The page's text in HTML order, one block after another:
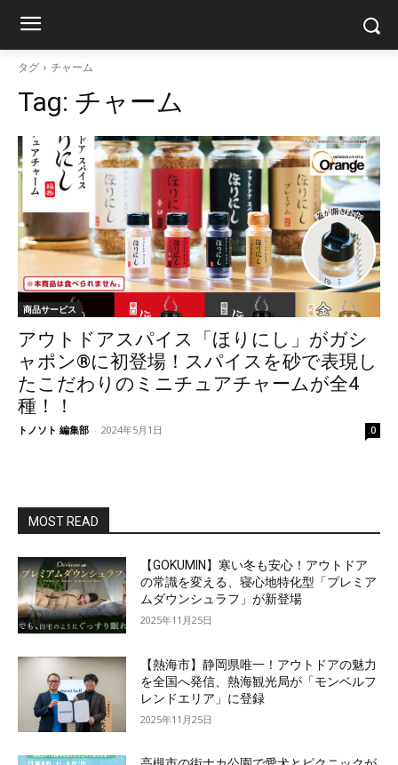
タグ チャーム
Tag: チャーム
商品サービス
アウトドアスパイス「ほりにし」がガシ
ャポン®に初登場！スパイスを砂で表現し
たこだわりのミニチュアチャームが全4
種！！
トノソト 編集部 - 2024年5月1日 0
MOST READ
【GOKUMIN】寒い冬も安心！アウトドア
の常識を変える、寝心地特化型「プレミア
ムダウンシュラフ」が新登場
2025年11月25日
【熱海市】静岡県唯一！アウトドアの魅力
を全国へ発信、熱海観光局が「モンベルフ
レンドエリア」に登録
2025年11月25日